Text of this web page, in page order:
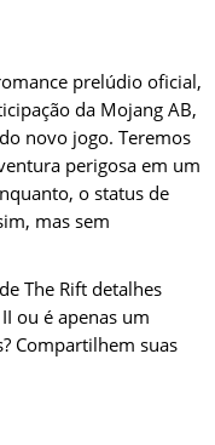
prelúdio oficial,
da Mojang AB,
novo jogo. Teremos
perigosa em um
o status de
mas sem
The Rift detalhes
ou é apenas um
Compartilhem suas